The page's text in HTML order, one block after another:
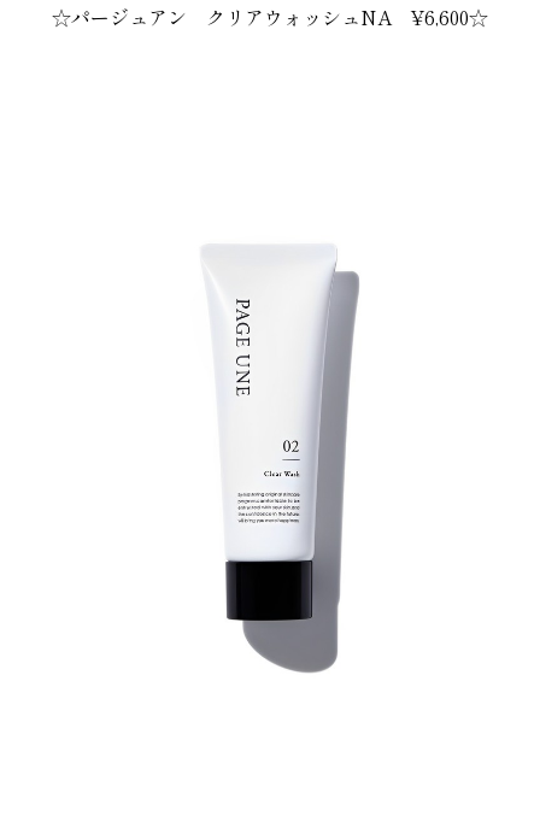
☆パージュアン クリアウォッシュNA¥6,600☆